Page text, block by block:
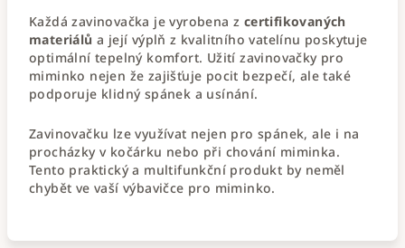
Každá zavinovačka je vyrobena z certifikovaných
materiálů a její výplň z kvalitního vatelínu poskytuje
optimální tepelný komfort. Užití zavinovačky pro
miminko nejen že zajišťuje pocit bezpečí, ale také
podporuje klidný spánek a usínání.
Zavinovačku lze využívat nejen pro spánek, ale i na
procházky v kočárku nebo při chování miminka.
Tento praktický a multifunkční produkt by neměl
chybět ve vaší výbavičce pro miminko.